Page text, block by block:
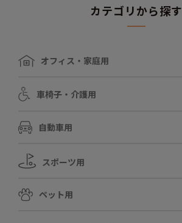
カテゴリから探す
オフィス・家庭用
車椅子・介護用
自動車用
スポーツ用
ペット用